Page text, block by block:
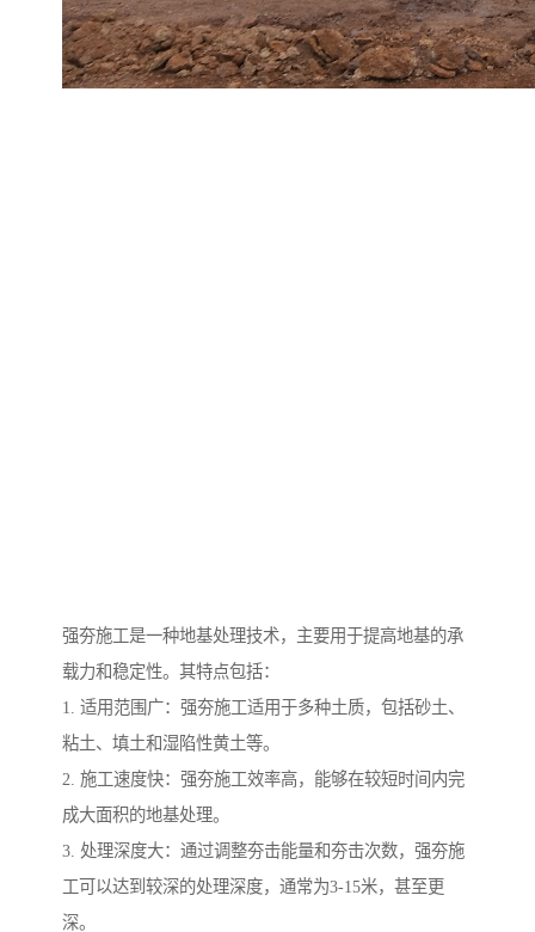
强夯施工是一种地基处理技术，主要用于提高地基的承
载力和稳定性。其特点包括：
1. 适用范围广：强夯施工适用于多种土质，包括砂土、
粘土、填土和湿陷性黄土等。
2. 施工速度快：强夯施工效率高，能够在较短时间内完
成大面积的地基处理。
3. 处理深度大：通过调整夯击能量和夯击次数，强夯施
工可以达到较深的处理深度，通常为3-15米，甚至更
深。